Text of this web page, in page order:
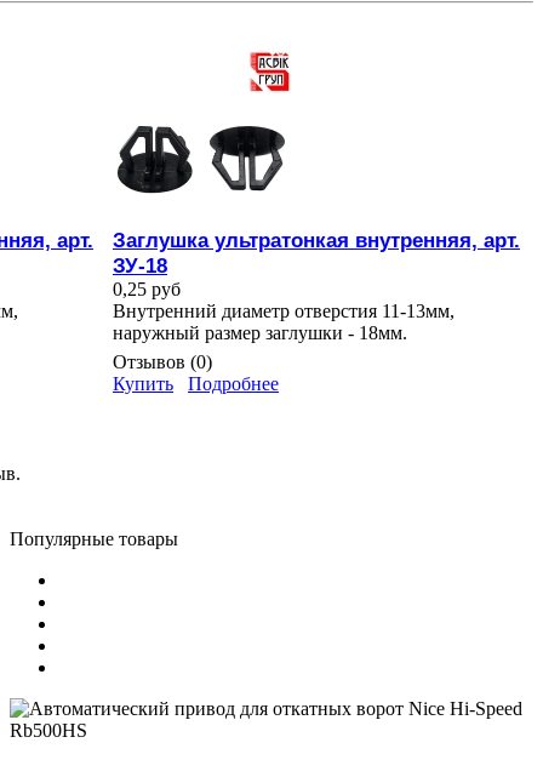
арт.
Заглушка ультратонкая внутренняя, арт.
ЗУ-18
0,25 руб
Внутренний диаметр отверстия 11-13мм,
наружный размер заглушки - 18мм.
Отзывов (0)
Купить
Подробнее
Популярные товары